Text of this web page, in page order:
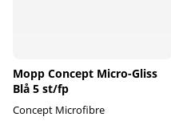
Mopp Concept Micro-Gliss
Blå 5 st/fp
Concept Microfibre